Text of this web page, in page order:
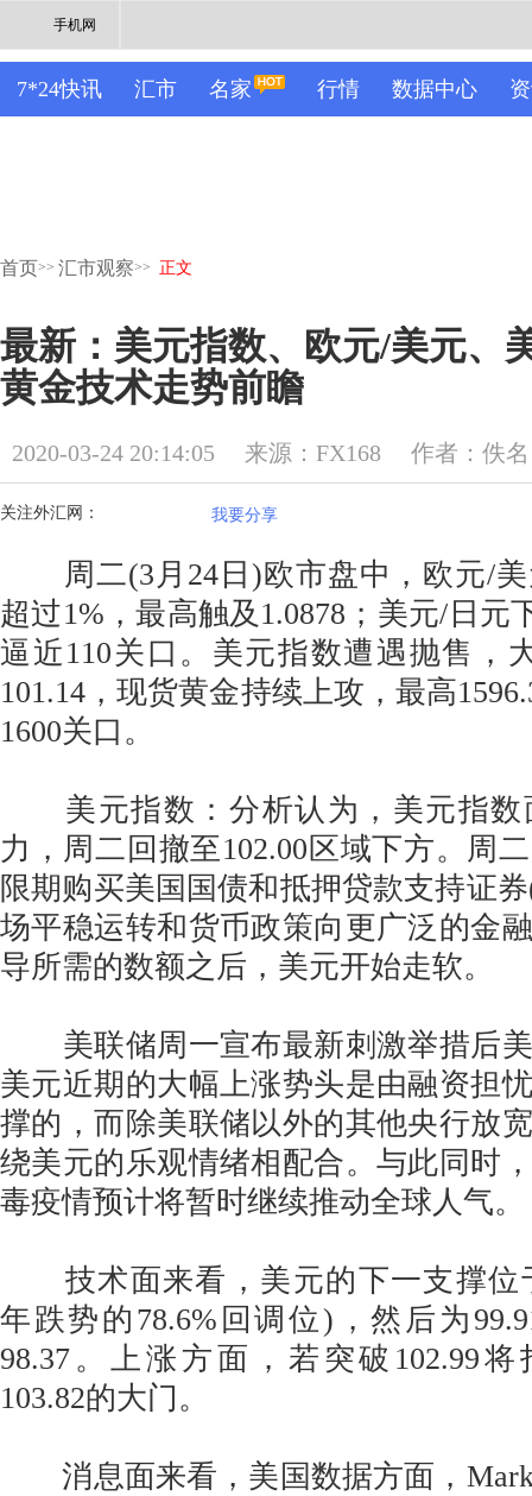
手机网
7*24快讯 汇市 名家 行情 数据中心
首页>> 汇市观察>> 正文
最新：美元指数、欧元/美元、
黄金技术走势前瞻
2020-03-24 20:14:05 来源：FX168 作者：佚名
关注外汇网： 我要分享
周二(3月24日)欧市盘中，欧元/美
超过1%，最高触及1.0878；美元/日元
逼近110关口。美元指数遭遇抛售，
101.14，现货黄金持续上攻，最高
1600关口。
美元指数：分析认为，美元指数
力，周二回撤至102.00区域下方。周
限期购买美国国债和抵押贷款支持证
场平稳运转和货币政策向更广泛的金
导所需的数额之后，美元开始走软。
美联储周一宣布最新刺激举措后美
美元近期的大幅上涨势头是由融资担
撑的，而除美联储以外的其他央行放
绕美元的乐观情绪相配合。与此同时
毒疫情预计将暂时继续推动全球人气。
技术面来看，美元的下一支撑位于
年跌势的78.6%回调位)，然后为
98.37。上涨方面，若突破102.99将
103.82的大门。
消息面来看，美国数据方面，